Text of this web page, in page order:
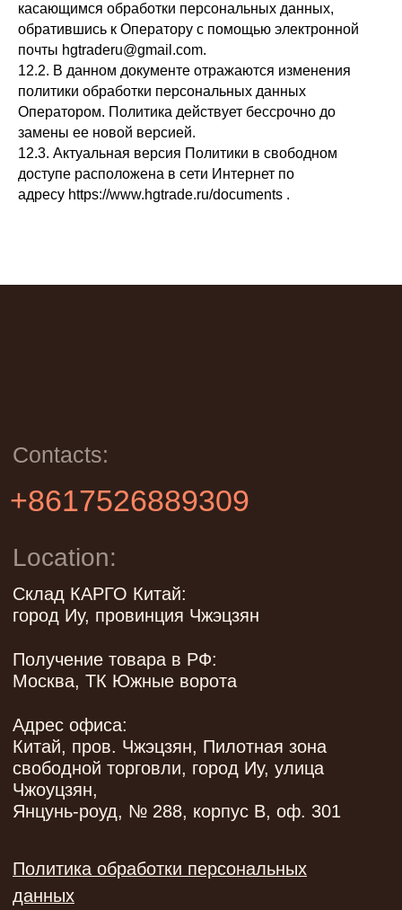
касающимся обработки персональных данных,
обратившись к Оператору с помощью электронной
почты hgtraderu@gmail.com.
12.2. В данном документе отражаются изменения
политики обработки персональных данных
Оператором. Политика действует бессрочно до
замены ее новой версией.
12.3. Актуальная версия Политики в свободном
доступе расположена в сети Интернет по
адресу https://www.hgtrade.ru/documents .